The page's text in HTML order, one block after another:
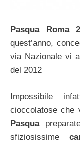
Pasqua Roma
quest’anno,
via Nazionale vi
del 2012
Impossibile
cioccolatose che
Pasqua
sfiziosissime